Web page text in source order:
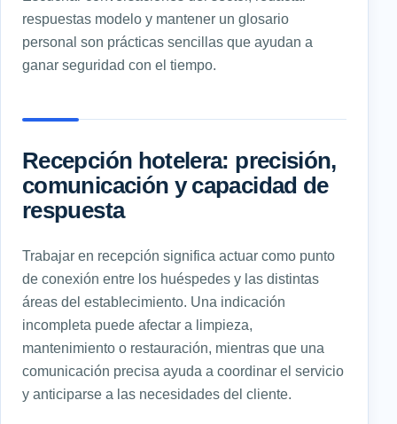
respuestas modelo y mantener un glosario
personal son prácticas sencillas que ayudan a
ganar seguridad con el tiempo.
Recepción hotelera: precisión,
comunicación y capacidad de
respuesta
Trabajar en recepción significa actuar como punto
de conexión entre los huéspedes y las distintas
áreas del establecimiento. Una indicación
incompleta puede afectar a limpieza,
mantenimiento o restauración, mientras que una
comunicación precisa ayuda a coordinar el servicio
y anticiparse a las necesidades del cliente.